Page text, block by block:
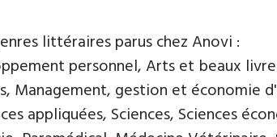
littéraires parus chez Anovi :
personnel, Arts et beaux
Management, gestion et
appliquées, Sciences, Sciences